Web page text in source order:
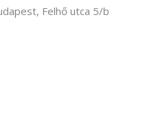
Felhő utca 5/b